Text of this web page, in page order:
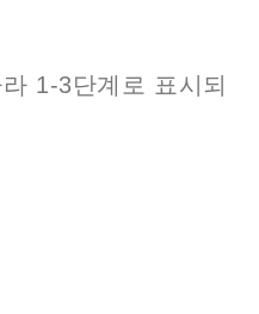
1-3단계로 표시되